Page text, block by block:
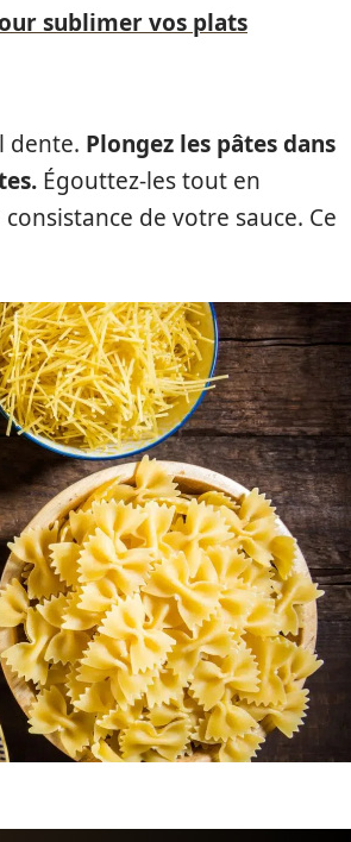
sublimer vos plats
dente. Plongez les pâtes dans
Égouttez-les tout en
de votre sauce. Ce